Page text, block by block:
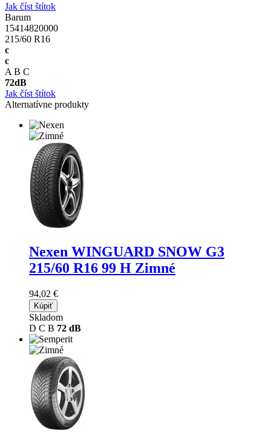
Jak číst štítok
Barum
15414820000
215/60 R16
c
c
A B C
72dB
Jak číst štítok
Alternatívne produkty
Nexen WINGUARD SNOW G3
215/60 R16 99 H Zimné
94,02 €
Kúpiť
Skladom
D C B 72 dB